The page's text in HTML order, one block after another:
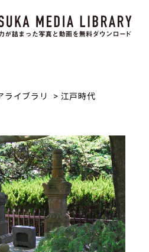
ライブラリ > 江戸時代